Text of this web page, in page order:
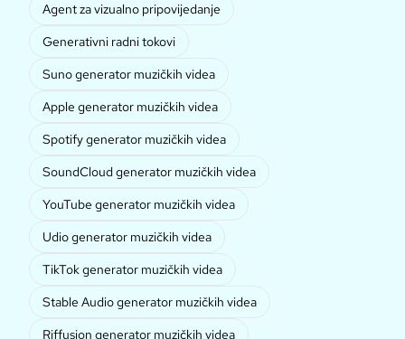
Agent za vizualno pripovijedanje
Generativni radni tokovi
Suno generator muzičkih videa
Apple generator muzičkih videa
Spotify generator muzičkih videa
SoundCloud generator muzičkih videa
YouTube generator muzičkih videa
Udio generator muzičkih videa
TikTok generator muzičkih videa
Stable Audio generator muzičkih videa
Riffusion generator muzičkih videa